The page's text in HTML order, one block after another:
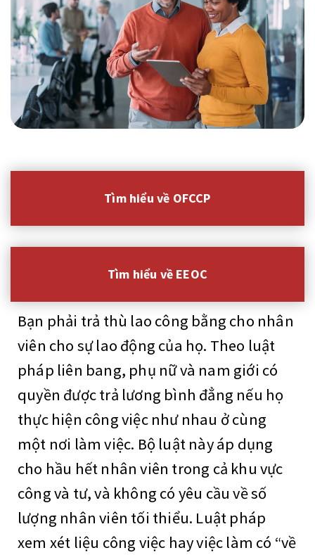
Bạn phải trả thù lao công bằng cho nhân
viên cho sự lao động của họ. Theo luật
pháp liên bang, phụ nữ và nam giới có
quyền được trả lương bình đẳng nếu họ
thực hiện công việc như nhau ở cùng
một nơi làm việc. Bộ luật này áp dụng
cho hầu hết nhân viên trong cả khu vực
công và tư, và không có yêu cầu về số
lượng nhân viên tối thiểu. Luật pháp
xem xét liệu công việc hay việc làm có “về
Tìm hiểu về OFCCP
Tìm hiểu về EEOC